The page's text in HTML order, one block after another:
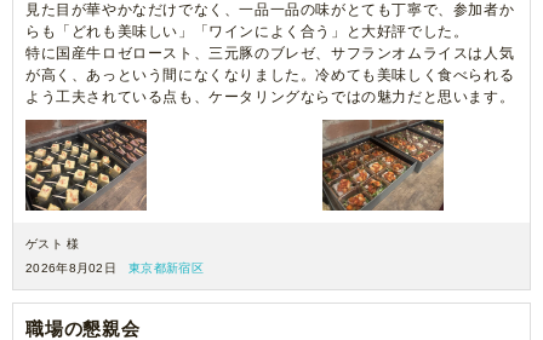
見た目が華やかなだけでなく、一品一品の味がとても丁寧で、参加者か
らも「どれも美味しい」「ワインによく合う」と大好評でした。
特に国産牛ロゼロースト、三元豚のブレゼ、サフランオムライスは人気
が高く、あっという間になくなりました。冷めても美味しく食べられる
よう工夫されている点も、ケータリングならではの魅力だと思います。
ゲスト 様
2026年8月02日
東京都新宿区
職場の懇親会